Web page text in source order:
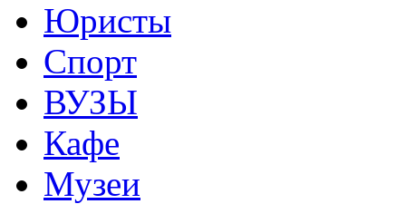
Юристы
Спорт
ВУЗЫ
Кафе
Музеи